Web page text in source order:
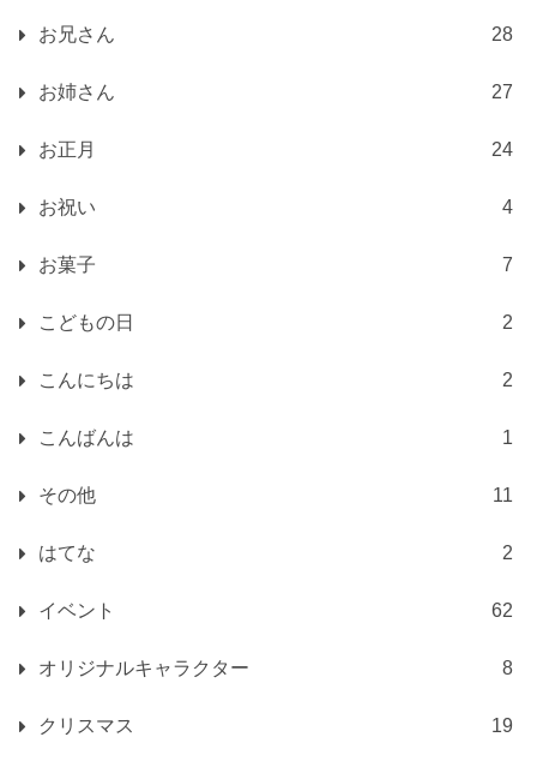
お兄さん 28
お姉さん 27
お正月 24
お祝い 4
お菓子 7
こどもの日 2
こんにちは 2
こんばんは 1
その他 11
はてな 2
イベント 62
オリジナルキャラクター 8
クリスマス 19